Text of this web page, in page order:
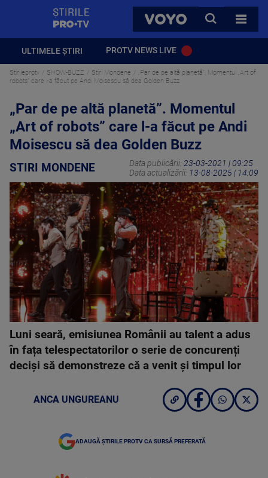
VOYO
CAUTA
TOATE
ULTIMELE ȘTIRI PROTV NEWS LIVE
Stirileprotv SHOW-BUZZ Stiri Mondene
„Par de pe altă planetă”. Momentul „Art of
robots” care l-a făcut pe Andi Moisescu să dea Golden Buzz
„Par de pe altă planetă”. Momentul
„Art of robots” care l-a făcut pe Andi
Moisescu să dea Golden Buzz
STIRI MONDENE Data publicării: 23-03-2021 | 09:25
Data actualizării: 13-08-2025 | 14:09
Luni seară, emisiunea Românii au talent a adus
în fața telespectatorilor o serie de concurenți
deciși să demonstreze că a venit și timpul lor
ANCA UNGUREANU
ADAUGĂ ȘTIRILE PROTV CA SURSĂ PREFERATĂ